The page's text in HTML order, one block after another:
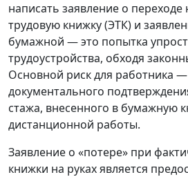
написать заявление о
трудовую книжку (ЭТК) и
бумажной — это попытка
трудоустройства, обходя
Основной риск для работника —
документального
стажа, внесенного в бумажную
дистанционной работы.
Заявление о «потере» при
книжки на руках является